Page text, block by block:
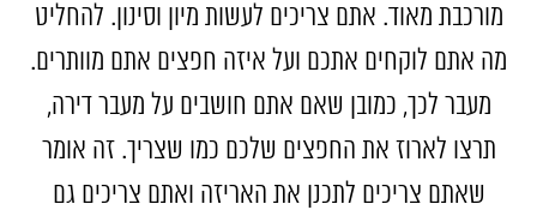
מורכבת מאוד. אתם צריכים לעשות מיון וסינון. להחליט
מה אתם לוקחים אתכם ועל איזה חפצים אתם מוותרים.
מעבר לכך, כמובן שאם אתם חושבים על מעבר דירה,
תרצו לארוז את החפצים שלכם כמו שצריך. זה אומר
שאתם צריכים לתכנן את האריזה ואתם צריכים גם